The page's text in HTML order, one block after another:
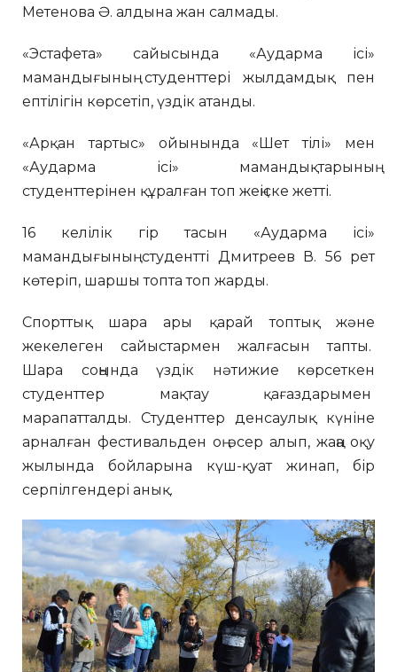
Метенова Ә. алдына жан салмады.
«Эстафета» сайысында «Аударма ісі»
мамандығының студенттері жылдамдық пен
ептілігін көрсетіп, үздік атанды.
«Арқан тартыс» ойынында «Шет тілі» мен
«Аударма ісі» мамандықтарының
студенттерінен құралған топ жеңіске жетті.
16 келілік гір тасын «Аударма ісі»
мамандығының студентті Дмитреев В. 56 рет
көтеріп, шаршы топта топ жарды.
Спорттық шара ары қарай топтық және
жекелеген сайыстармен жалғасын тапты.
Шара соңында үздік нәтижие көрсеткен
студенттер мақтау қағаздарымен
марапатталды. Студенттер денсаулық күніне
арналған фестивальден оң әсер алып, жаңа оқу
жылында бойларына күш-қуат жинап, бір
серпілгендері анық.